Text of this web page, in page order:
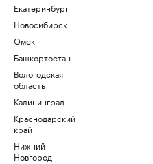
Екатеринбург
Новосибирск
Омск
Башкортостан
Вологодская
область
Калининград
Краснодарский
край
Нижний
Новгород